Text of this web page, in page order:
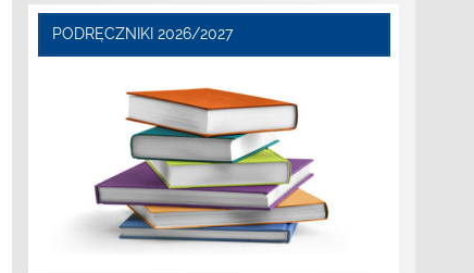
PODRĘCZNIKI 2026/2027